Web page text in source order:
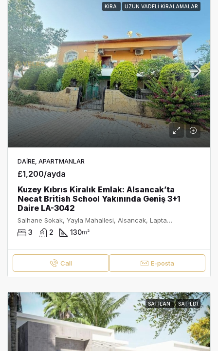
KIRA UZUN VADELI KIRALAMALAR
DAIRE, APARTMANLAR
£1,200/ayda
Kuzey Kıbrıs Kiralık Emlak: Alsancak’ta
Necat British School Yakınında Geniş 3+1
Daire LA-3042
Salhane Sokak, Yayla Mahallesi, Alsancak, Lapta-Alsancak-Çamlıbel Belediyesi, Girne ilçesi, Kuzey Kıbrıs, 99350, Κύπρος - Kıbrıs
3 2 130m²
Call E-posta
SATILAN SATILDI